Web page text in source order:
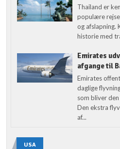
Thailand er
populære
og afslapning.
historie med
Emirates
afgange til
Emirates
daglige
som bliver
Den ekstra
af...
USA